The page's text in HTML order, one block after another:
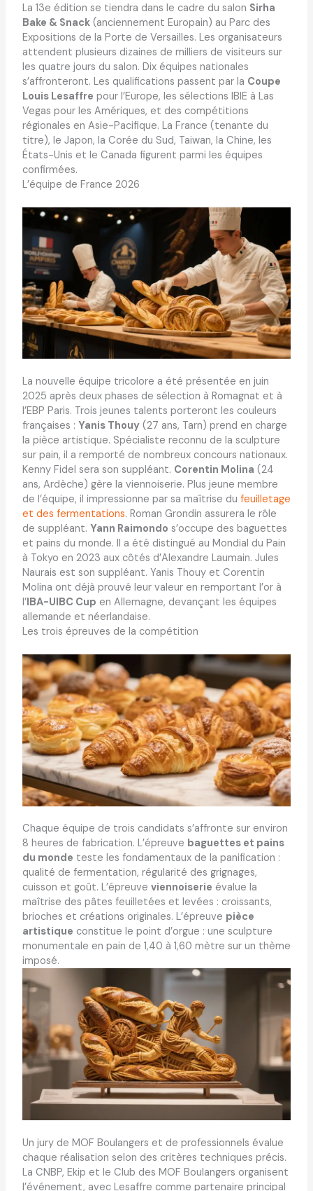
La 13e édition se tiendra dans le cadre du salon Sirha
Bake & Snack(anciennement Europain) au Parc des
Expositions de la Porte de Versailles. Les organisateurs
attendent plusieurs dizaines de milliers de visiteurs sur
les quatre jours du salon. Dix équipes nationales
s’affronteront. Les qualifications passent par la Coupe
Louis Lesaffre pour l’Europe, les sélections IBIE à Las
Vegas pour les Amériques, et des compétitions
régionales en Asie-Pacifique. La France (tenante du
titre), le Japon, la Corée du Sud, Taiwan, la Chine, les
États-Unis et le Canada figurent parmi les équipes
confirmées.
L’équipe de France 2026
La nouvelle équipe tricolore a été présentée en juin
2025 après deux phases de sélection à Romagnat et à
l’EBP Paris. Trois jeunes talents porteront les couleurs
françaises : Yanis Thouy(27 ans, Tarn) prend en charge
la pièce artistique. Spécialiste reconnu de la sculpture
sur pain, il a remporté de nombreux concours nationaux.
Kenny Fidel sera son suppléant. Corentin Molina (24
ans, Ardèche) gère la viennoiserie. Plus jeune membre
de l’équipe, il impressionne par sa maîtrise du feuilletage
et des fermentations. Roman Grondin assurera le rôle
de suppléant. Yann Raimondo s’occupe des baguettes
et pains du monde. Il a été distingué au Mondial du Pain
à Tokyo en 2023 aux côtés d’Alexandre Laumain. Jules
Naurais est son suppléant. Yanis Thouy et Corentin
Molina ont déjà prouvé leur valeur en remportant l’or à
l’IBA-UIBC Cup en Allemagne, devançant les équipes
allemande et néerlandaise.
Les trois épreuves de la compétition
Chaque équipe de trois candidats s’affronte sur environ
8 heures de fabrication. L’épreuve baguettes et pains
du monde teste les fondamentaux de la panification :
qualité de fermentation, régularité des grignages,
cuisson et goût. L’épreuve viennoiserie évalue la
maîtrise des pâtes feuilletées et levées : croissants,
brioches et créations originales. L’épreuve pièce
artistique constitue le point d’orgue : une sculpture
monumentale en pain de 1,40 à 1,60 mètre sur un thème
imposé.
Un jury de MOF Boulangers et de professionnels évalue
chaque réalisation selon des critères techniques précis.
La CNBP, Ekip et le Club des MOF Boulangers organisent
l’événement, avec Lesaffre comme partenaire principal